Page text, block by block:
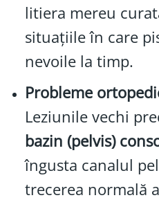
litiera mereu
situațiile în care
nevoile la timp.
Probleme
Leziunile vechi
bazin (pelvis)
îngusta canalul
trecerea normală